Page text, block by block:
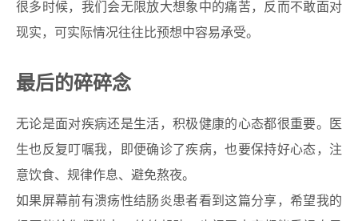
很多时候，我们会无限放大想象中的痛苦，反而不敢面对
现实，可实际情况往往比预想中容易承受。
最后的碎碎念
无论是面对疾病还是生活，积极健康的心态都很重要。医
生也反复叮嘱我，即便确诊了疾病，也要保持好心态，注
意饮食、规律作息、避免熬夜。
如果屏幕前有溃疡性结肠炎患者看到这篇分享，希望我的